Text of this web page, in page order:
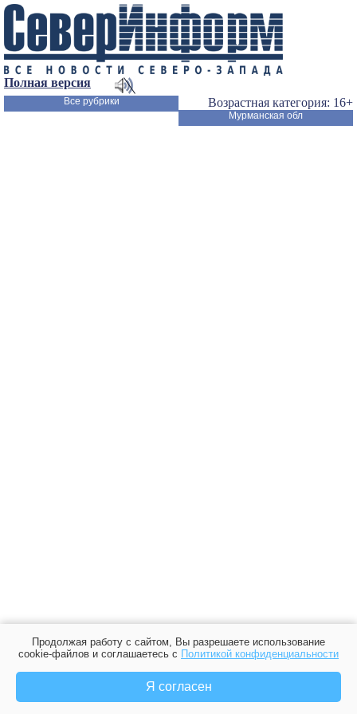
Полная версия
Возрастная категория: 16+
Все рубрики
Мурманская обл
Продолжая работу с сайтом, Вы разрешаете использование
cookie-файлов и соглашаетесь с Политикой конфиденциальности
Я согласен